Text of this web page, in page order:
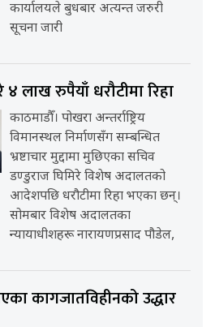
कार्यालयले बुधबार अत्यन्त जरुरी
सूचना जारी
लाख रुपैयाँ धरौटीमा रिहा
काठमाडौँ। पोखरा अन्तर्राष्ट्रिय
विमानस्थल निर्माणसँग सम्बन्धित
भ्रष्टाचार मुद्दामा मुछिएका सचिव
डण्डुराज घिमिरे विशेष अदालतको
आदेशपछि धरौटीमा रिहा भएका छन्।
सोमबार विशेष अदालतका
न्यायाधीशहरू नारायणप्रसाद पौडेल,
कागजातविहीनको उद्धार